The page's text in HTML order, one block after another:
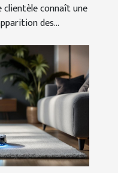
clientèle connaît une
des...